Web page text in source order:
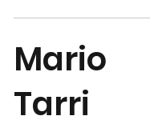
Mario
Tarri